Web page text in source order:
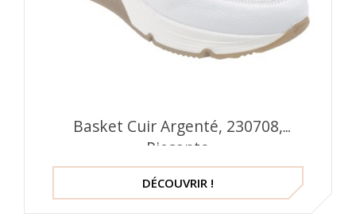
Basket Cuir Argenté, 230708,
Piesanto
DÉCOUVRIR !